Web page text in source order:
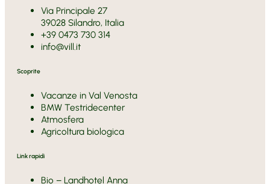
Via Principale 27
39028 Silandro, Italia
+39 0473 730 314
info@vill.it
Scoprite
Vacanze in Val Venosta
BMW Testridecenter
Atmosfera
Agricoltura biologica
Link rapidi
Bio – Landhotel Anna